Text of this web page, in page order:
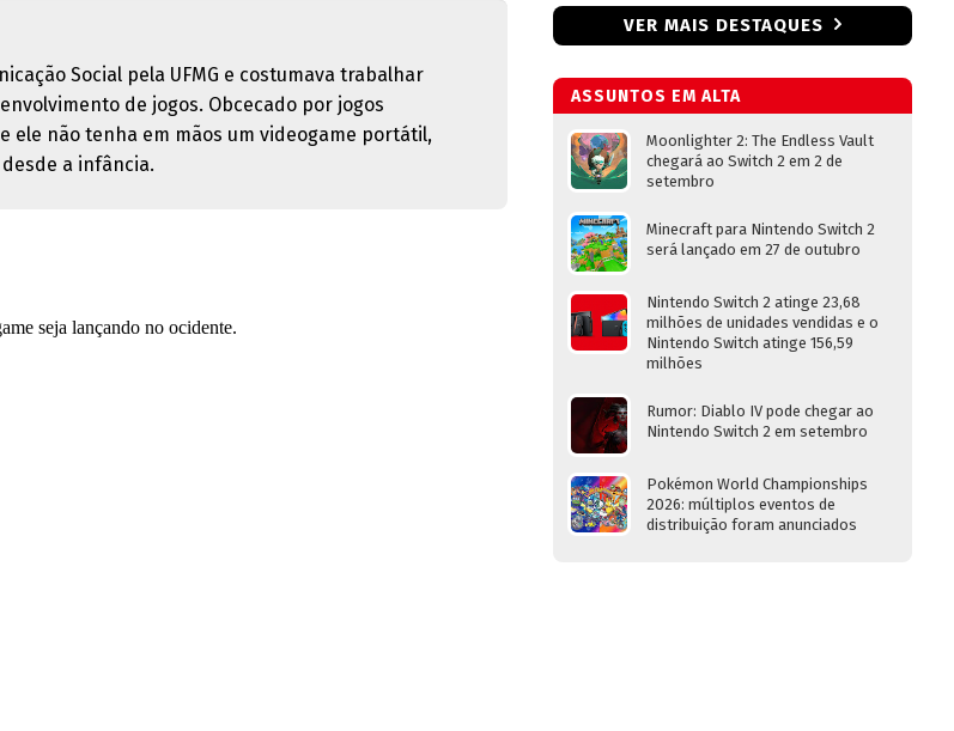
Social pela UFMG e costumava trabalhar
de jogos. Obcecado por jogos
ele não tenha em mãos um videogame portátil,
a infância.
VER MAIS DESTAQUES
ASSUNTOS EM ALTA
Moonlighter 2: The Endless Vault
chegará ao Switch 2 em 2 de
setembro
Minecraft para Nintendo Switch 2
será lançado em 27 de outubro
Nintendo Switch 2 atinge 23,68
milhões de unidades vendidas e o
Nintendo Switch atinge 156,59
milhões
Rumor: Diablo IV pode chegar ao
Nintendo Switch 2 em setembro
Pokémon World Championships
2026: múltiplos eventos de
distribuição foram anunciados